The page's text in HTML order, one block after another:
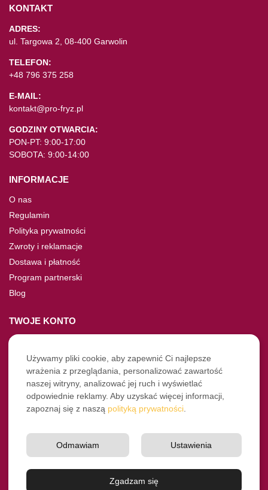
KONTAKT
ADRES:
ul. Targowa 2, 08-400 Garwolin
TELEFON:
+48 796 375 258
E-MAIL:
kontakt@pro-fryz.pl
GODZINY OTWARCIA:
PON-PT: 9:00-17:00
SOBOTA: 9:00-14:00
INFORMACJE
O nas
Regulamin
Polityka prywatności
Zwroty i reklamacje
Dostawa i płatność
Program partnerski
Blog
TWOJE KONTO
Moje konto
Nie pamiętasz hasła?
Twoje zamówienia
NASZE SOCIALE
Instagram
YouTube
© Pro-Fryz.pl 2021-2026
Używamy pliki cookie, aby zapewnić Ci najlepsze
wrażenia z przeglądania, personalizować zawartość
naszej witryny, analizować jej ruch i wyświetlać
odpowiednie reklamy. Aby uzyskać więcej informacji,
zapoznaj się z naszą polityką prywatności
Zgadzam się
Ustawienia
Odmawiam